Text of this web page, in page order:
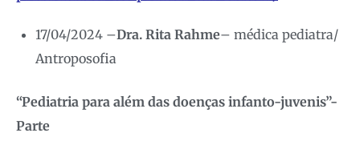
17/04/2024 –Dra. Rita Rahme– médica pediatra/
Antroposofia
“Pediatria para além das doenças infanto-juvenis”-
Parte